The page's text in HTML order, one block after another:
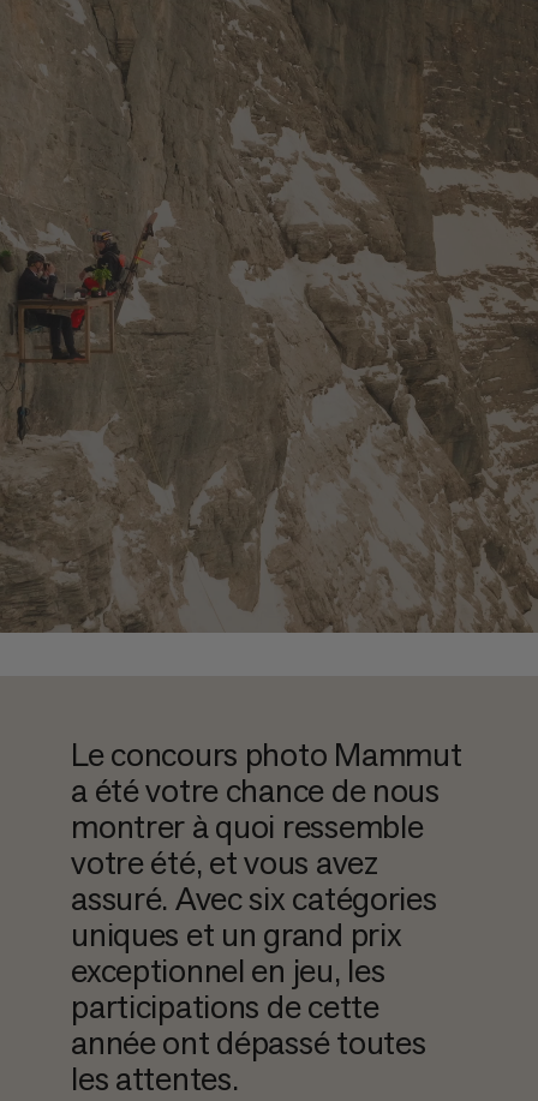
Le concours photo Mammut
a été votre chance de nous
montrer à quoi ressemble
votre été, et vous avez
assuré. Avec six catégories
uniques et un grand prix
exceptionnel en jeu, les
participations de cette
année ont dépassé toutes
les attentes.